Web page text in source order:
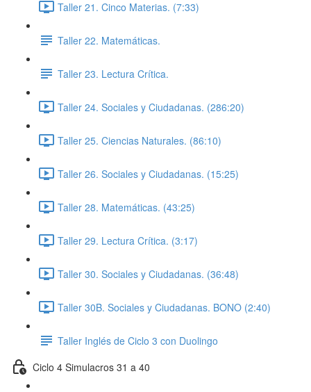
Taller 21. Cinco Materias. (7:33)
Taller 22. Matemáticas.
Taller 23. Lectura Crítica.
Taller 24. Sociales y Ciudadanas. (286:20)
Taller 25. Ciencias Naturales. (86:10)
Taller 26. Sociales y Ciudadanas. (15:25)
Taller 28. Matemáticas. (43:25)
Taller 29. Lectura Crítica. (3:17)
Taller 30. Sociales y Ciudadanas. (36:48)
Taller 30B. Sociales y Ciudadanas. BONO (2:40)
Taller Inglés de Ciclo 3 con Duolingo
Ciclo 4 Simulacros 31 a 40